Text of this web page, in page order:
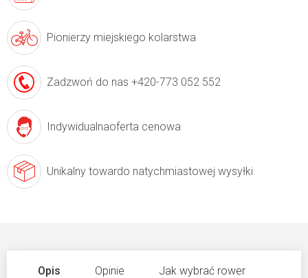
Pionierzy miejskiego kolarstwa
Zadzwoń do nas +420-773 052 552
Indywidualnaoferta cenowa
Unikalny towardo natychmiastowej wysyłki
Opis Opinie Jak wybrać rower